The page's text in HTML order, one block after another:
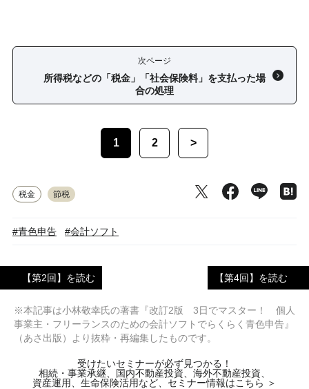
次ページ
所得税などの「税金」「社会保険料」を支払った場
合の処理
1 2 >
税金 節税
#青色申告 #会計ソフト
【第2回】を読む 【第4回】を読む
※本記事は小林敬幸氏の著書『改訂2版 3日でマスター！ 個人
事業主・フリーランスのための会計ソフトでらくらく青色申告』
（あさ出版）より抜粋・再編集したものです。
受けたいセミナーが必ず見つかる！
相続・事業承継、国内不動産投資、海外不動産投資、
資産運用、生命保険活用など、セミナー情報はこちら ＞